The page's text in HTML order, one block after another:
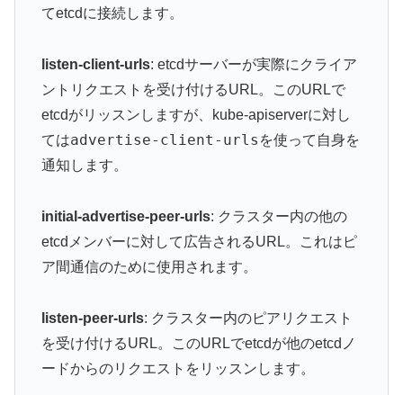
てetcdに接続します。
listen-client-urls: etcdサーバーが実際にクライア
ントリクエストを受け付けるURL。このURLで
etcdがリッスンしますが、kube-apiserverに対し
てはadvertise-client-urls を使って自身を
通知します。
initial-advertise-peer-urls: クラスター内の他の
etcdメンバーに対して広告されるURL。これはピ
ア間通信のために使用されます。
listen-peer-urls: クラスター内のピアリクエスト
を受け付けるURL。このURLでetcdが他のetcdノ
ードからのリクエストをリッスンします。